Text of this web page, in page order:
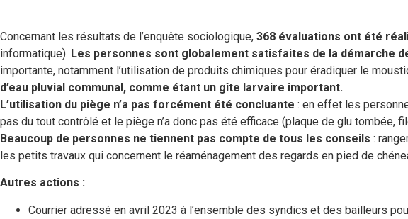
Concernant les résultats de l’enquête sociologique, 368 évaluations ont été
informatique). Les personnes sont globalement satisfaites de la démarche
importante, notamment l’utilisation de produits chimiques pour éradiquer le
d’eau pluvial communal, comme étant un gîte larvaire important.
L’utilisation du piège n’a pas forcément été concluante : en effet les
pas du tout contrôlé et le piège n’a donc pas été efficace (plaque de glu tombée,
Beaucoup de personnes ne tiennent pas compte de tous les conseils :
les petits travaux qui concernent le réaménagement des regards en pied de
Autres actions :
Courrier adressé en avril 2023 à l’ensemble des syndics et des bailleurs